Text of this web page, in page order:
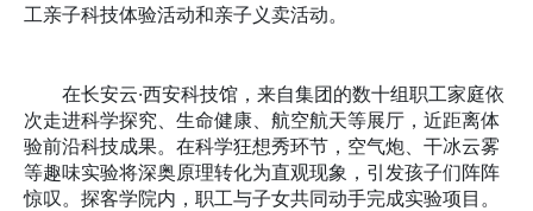
工亲子科技体验活动和亲子义卖活动。
在长安云·西安科技馆，来自集团的数十组职工家庭依
次走进科学探究、生命健康、航空航天等展厅，近距离体
验前沿科技成果。在科学狂想秀环节，空气炮、干冰云雾
等趣味实验将深奥原理转化为直观现象，引发孩子们阵阵
惊叹。探客学院内，职工与子女共同动手完成实验项目。